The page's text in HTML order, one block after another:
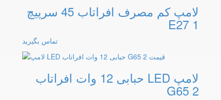
لامپ کم مصرف افراتاب 45 سرپیچ
E27 1
تماس بگیرید
لامپ LED حبابی 12 وات افراتاب
G65 2